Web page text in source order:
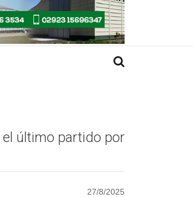
último partido por
27/8/2025